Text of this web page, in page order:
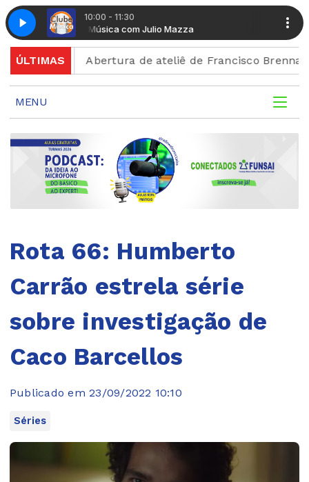
10:00 - 11:30
Clube da Música com Julio Mazza Clube da
ÚLTIMASAbertura de ateliê de Francisco Brennand
MENU
Rota 66: Humberto
Carrão estrela série
sobre investigação de
Caco Barcellos
Publicado em 23/09/2022 10:10
Séries